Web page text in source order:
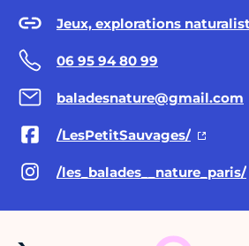
06 95 94 80 99
baladesnature@gmail.com
/LesPetitSauvages/
/les_balades__nature_paris/